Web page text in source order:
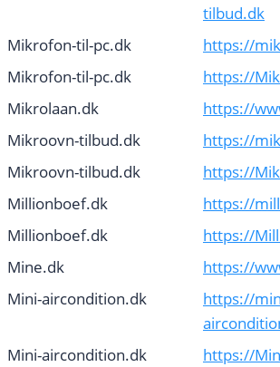
tilbud.dk
Mikrofon-til-pc.dk
https://
Mikrofon-til-pc.dk
https://
Mikrolaan.dk
https://
Mikroovn-tilbud.dk
https://
Mikroovn-tilbud.dk
https://
Millionboef.dk
https://
Millionboef.dk
https://
Mine.dk
https://
Mini-aircondition.dk
https://
Mini-aircondition.dk
https://